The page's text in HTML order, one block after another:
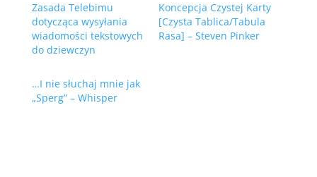
Zasada Telebimu
dotycząca wysyłania
wiadomości tekstowych
do dziewczyn
Koncepcja Czystej Karty
[Czysta Tablica/Tabula
Rasa] – Steven Pinker
…I nie słuchaj mnie jak
„Sperg” – Whisper